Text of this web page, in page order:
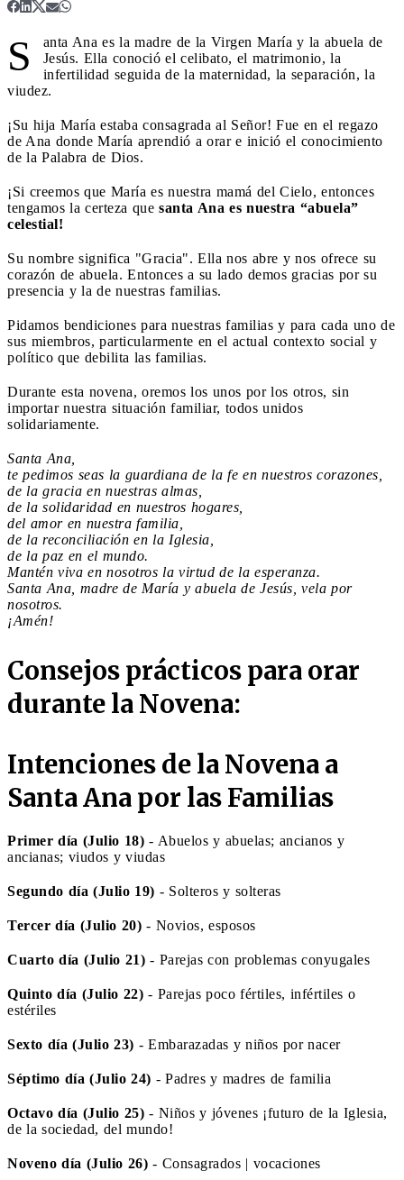
S
anta Ana es la madre de la Virgen María y la abuela de
Jesús. Ella conoció el celibato, el matrimonio, la
infertilidad seguida de la maternidad, la separación, la
viudez.
¡Su hija María estaba consagrada al Señor! Fue en el regazo
de Ana donde María aprendió a orar e inició el conocimiento
de la Palabra de Dios.
¡Si creemos que María es nuestra mamá del Cielo, entonces
tengamos la certeza que santa Ana es nuestra “abuela”
celestial!
Su nombre significa "Gracia". Ella nos abre y nos ofrece su
corazón de abuela. Entonces a su lado demos gracias por su
presencia y la de nuestras familias.
Pidamos bendiciones para nuestras familias y para cada uno de
sus miembros, particularmente en el actual contexto social y
político que debilita las familias.
Durante esta novena, oremos los unos por los otros, sin
importar nuestra situación familiar, todos unidos
solidariamente.
Santa Ana,
te pedimos seas la guardiana de la fe en nuestros corazones,
de la gracia en nuestras almas,
de la solidaridad en nuestros hogares,
del amor en nuestra familia,
de la reconciliación en la Iglesia,
de la paz en el mundo.
Mantén viva en nosotros la virtud de la esperanza.
Santa Ana, madre de María y abuela de Jesús, vela por
nosotros.
¡Amén!
Consejos prácticos para orar
durante la Novena:
Intenciones de la Novena a
Santa Ana por las Familias
Primer día (Julio 18) - Abuelos y abuelas; ancianos y
ancianas; viudos y viudas
Segundo día (Julio 19) - Solteros y solteras
Tercer día (Julio 20) - Novios, esposos
Cuarto día (Julio 21) - Parejas con problemas conyugales
Quinto día (Julio 22) - Parejas poco fértiles, infértiles o
estériles
Sexto día (Julio 23) - Embarazadas y niños por nacer
Séptimo día (Julio 24) - Padres y madres de familia
Octavo día (Julio 25) - Niños y jóvenes ¡futuro de la Iglesia,
de la sociedad, del mundo!
Noveno día (Julio 26) - Consagrados | vocaciones